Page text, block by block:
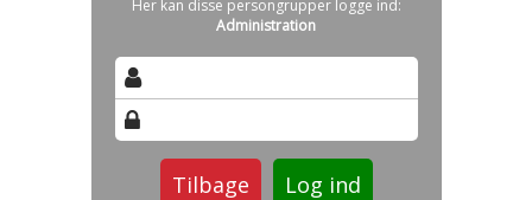
Her kan disse persongrupper logge ind:
Administration
Tilbage